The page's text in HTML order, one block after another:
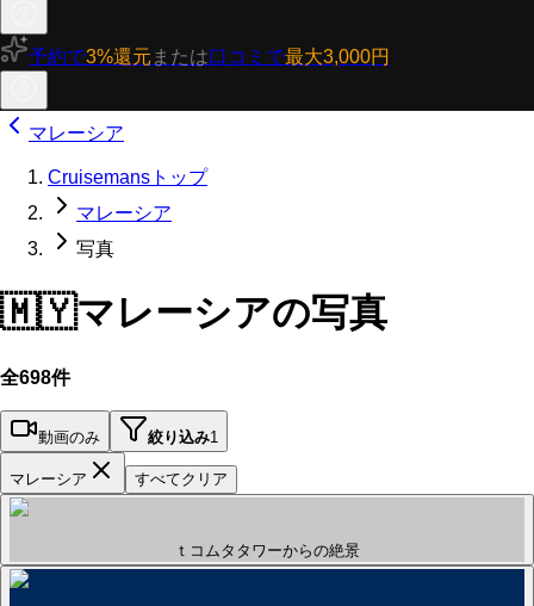
予約で3%還元 または口コミで最大3,000円
マレーシア
Cruisemansトップ
マレーシア
写真
🇲🇾マレーシアの写真
全698件
動画のみ 絞り込み1
マレーシア すべてクリア
ｔコムタタワーからの絶景